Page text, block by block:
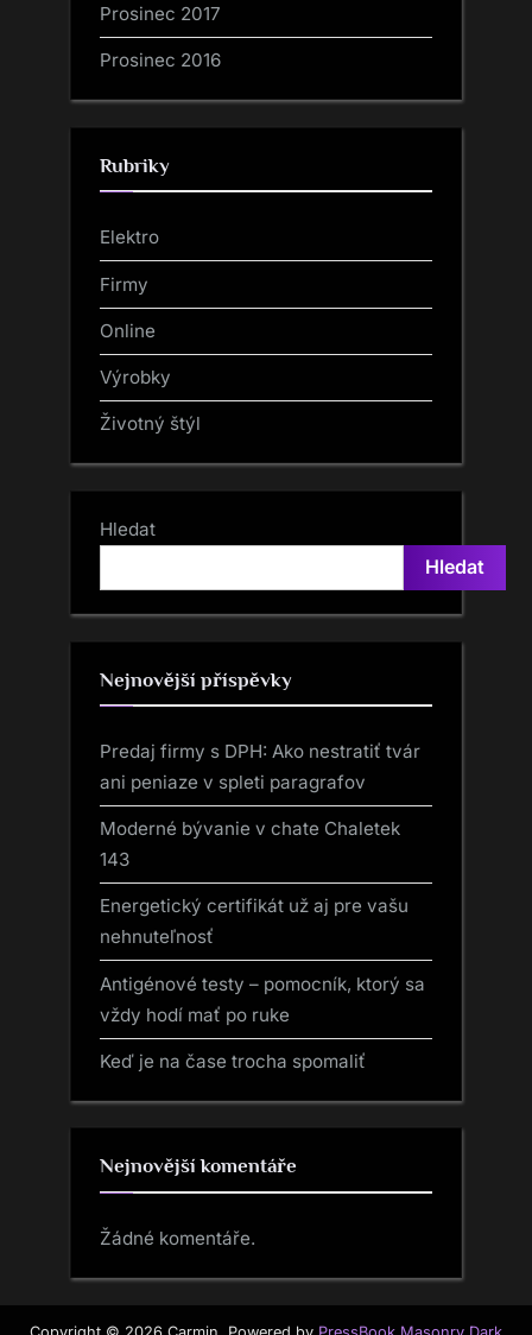
Prosinec 2017
Prosinec 2016
Rubriky
Elektro
Firmy
Online
Výrobky
Životný štýl
Hledat
Hledat
Nejnovější příspěvky
Predaj firmy s DPH: Ako nestratiť tvár
ani peniaze v spleti paragrafov
Moderné bývanie v chate Chaletek
143
Energetický certifikát už aj pre vašu
nehnuteľnosť
Antigénové testy – pomocník, ktorý sa
vždy hodí mať po ruke
Keď je na čase trocha spomaliť
Nejnovější komentáře
Žádné komentáře.